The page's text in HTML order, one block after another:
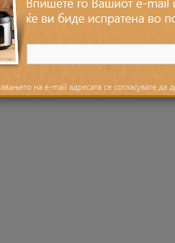
17 фев 2016 talija 16 фев